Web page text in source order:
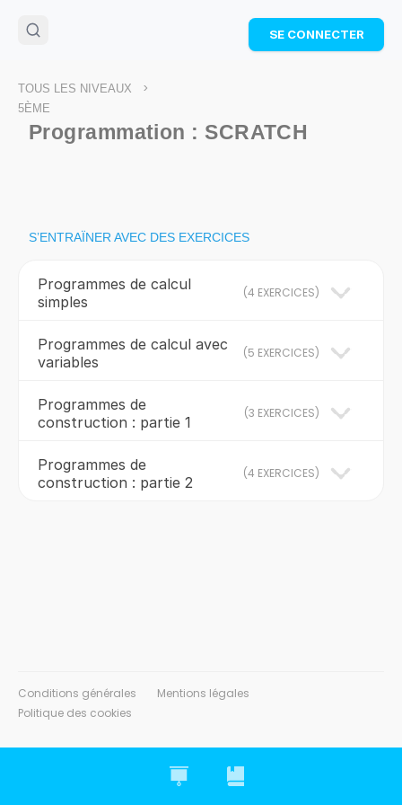
🌴Cahier de vacances offert
: révise les maths cet
Télécharge ton PDF gratuit et progresse avec des
SE CONNECTER
TOUS LES NIVEAUX >
5ÈME
Programmation : SCRATCH
S’ENTRAÏNER AVEC DES EXERCICES
Programmes de calcul
simples
(4 EXERCICES)
Programmes de calcul avec
variables
(5 EXERCICES)
Programmes de
construction : partie 1
(3 EXERCICES)
Programmes de
construction : partie 2
(4 EXERCICES)
Conditions générales
Mentions légales
Politique des cookies